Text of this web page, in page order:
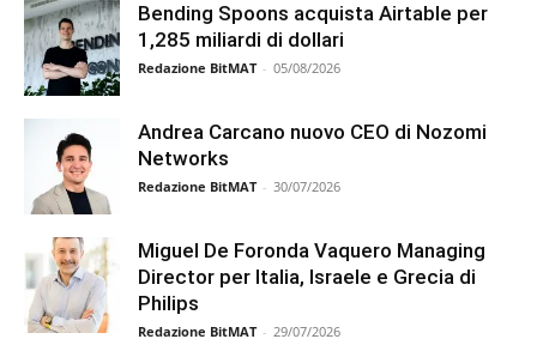
Bending Spoons acquista Airtable per
1,285 miliardi di dollari
Redazione BitMAT - 05/08/2026
Andrea Carcano nuovo CEO di Nozomi
Networks
Redazione BitMAT - 30/07/2026
Miguel De Foronda Vaquero Managing
Director per Italia, Israele e Grecia di
Philips
Redazione BitMAT - 29/07/2026